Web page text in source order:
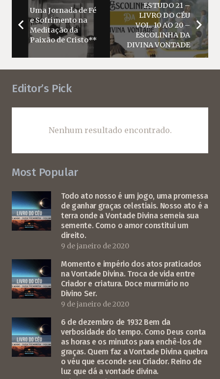
Uma Jornada de Fé
e Sofrimento na
Meditação da
Paixão de Cristo**
ESTUDO 21 –
LIVRO DO CÉU
VOL. 10 AO 20 –
ESCOLINHA DA
DIVINA VONTADE
Editor’s Pick
Nenhum resultado encontrado.
Most Popular
Todo ato nosso é um jogo, uma promessa
de ganhar graças celestiais. Nosso ato é a
terra onde a Vontade Divina semeia sua
semente. Como o amor constitui um
direito.
9 de janeiro de 2020
Momento e império dos atos praticados
na Vontade Divina. Troca de vida entre
Criador e criatura. Doce murmúrio no
Divino Ser.
9 de janeiro de 2020
6 de dezembro de 1932 Bem da
verbosidade do tempo. Como Deus conta
as horas e os minutos para enchê-los de
graças. Quem faz a Vontade Divina quebra
o véu que esconde seu Criador. Reino de
luz que dá a vontade divina.